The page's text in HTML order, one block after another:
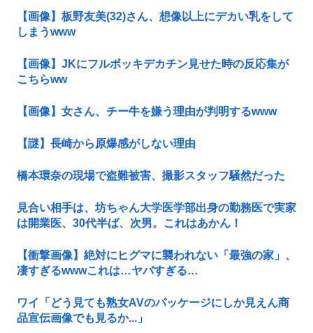
【画像】板野友美(32)さん、想像以上にデカい乳をして
しまうwww
【画像】JKにフルボッキデカチン見せた時の反応集が
こちらww
【画像】女さん、チー牛を嫌う理由が判明するwww
【謎】長崎から原爆感がしない理由
橋本環奈の現場で盗難被害、撮影スタッフ騒然だった
見合い相手は、坊ちゃん大学医学部出身の勤務医で実家
は開業医、30代半ば、次男。これはあかん！
【衝撃画像】絶対にヒグマに襲われない「最強の家」、
凄すぎるwwwこれは…ヤバすぎる…
ワイ「どう見ても熟女AVのパッケージにしか見えん商
品宣伝画像でも見るか...」